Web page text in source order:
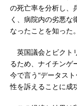
の死亡率を分析し、
く、病院内の劣悪な
なったことを知った。
英国議会とビクト
るため、ナイチンゲ
今で言う“データス
性を訴えることに成